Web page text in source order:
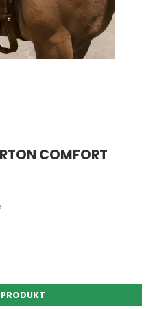
COMFORT